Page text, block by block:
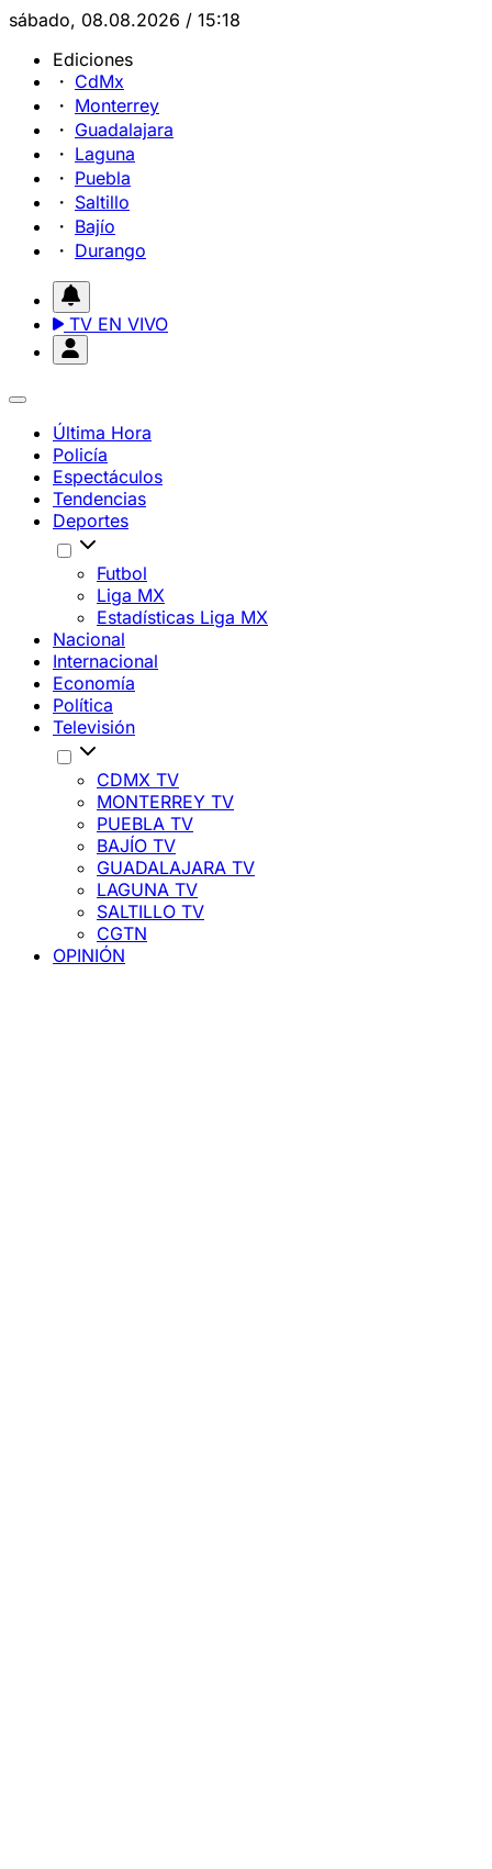
sábado, 08.08.2026 / 15:18
Ediciones
CdMx
Monterrey
Guadalajara
Laguna
Puebla
Saltillo
Bajío
Durango
TV EN VIVO
Última Hora
Policía
Espectáculos
Tendencias
Deportes
Futbol
Liga MX
Estadísticas Liga MX
Nacional
Internacional
Economía
Política
Televisión
CDMX TV
MONTERREY TV
PUEBLA TV
BAJÍO TV
GUADALAJARA TV
LAGUNA TV
SALTILLO TV
CGTN
OPINIÓN